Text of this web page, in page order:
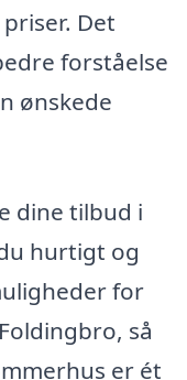
Det
forståelse
ønskede
dine tilbud i
hurtigt og
for
så
er ét